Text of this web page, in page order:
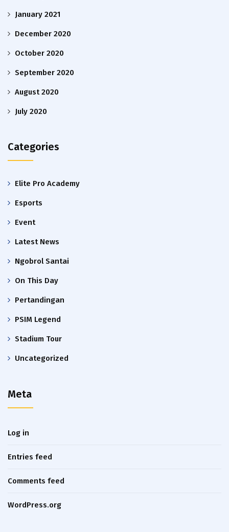
January 2021
December 2020
October 2020
September 2020
August 2020
July 2020
Categories
Elite Pro Academy
Esports
Event
Latest News
Ngobrol Santai
On This Day
Pertandingan
PSIM Legend
Stadium Tour
Uncategorized
Meta
Log in
Entries feed
Comments feed
WordPress.org